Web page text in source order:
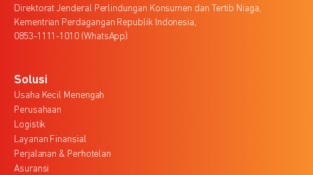
Direktorat Jenderal Perlindungan Konsumen dan Tertib Niaga,
Kementrian Perdagangan Republik Indonesia,
0853-1111-1010 (WhatsApp)
Solusi
Usaha Kecil Menengah
Perusahaan
Logistik
Layanan Finansial
Perjalanan & Perhotelan
Asuransi